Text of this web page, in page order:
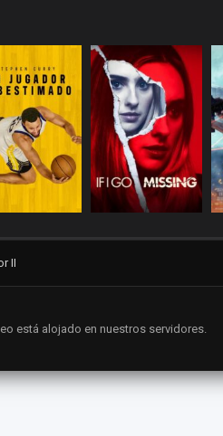
II
está alojado en nuestros servidores.